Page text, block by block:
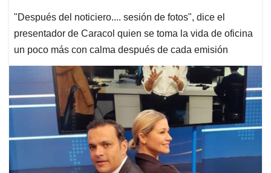
"Después del noticiero.... sesión de fotos", dice el
presentador de Caracol quien se toma la vida de oficina
un poco más con calma después de cada emisión